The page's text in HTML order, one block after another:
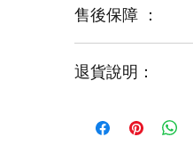
每一束花都需要保養
售後保障 ：
免費提供鮮花養護查
退貨說明：
如收到的商品出現